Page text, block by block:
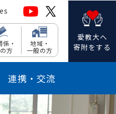
係・
方
地域・
一般の方
愛教大へ
寄附をする
連携・交流